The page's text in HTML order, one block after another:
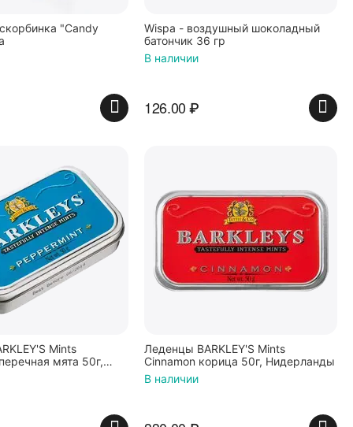
"Candy
Wispa - воздушный шоколадный
батончик 36 гр
В наличии
126.00₽
Mints
мята 50г,
Леденцы BARKLEY'S Mints
Cinnamon корица 50г, Нидерланды
В наличии